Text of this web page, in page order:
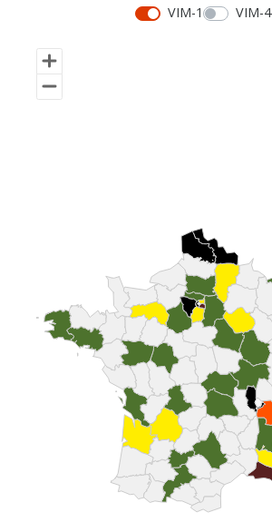
VIM-1
VIM-4